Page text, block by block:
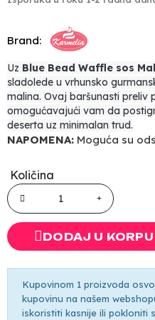
Brand:
Uz Blue Bead Waffle sos
sladolede u vrhunsko
malina. Ovaj baršunasti preliv
omogućavajući vam da
deserta uz minimalan trud.
NAPOMENA: Moguća su
Količina
DODAJ U KORPU
Kupovinom 1 proizvoda
kupovinu na našem
iskoristiti kasnije ili pokloniti